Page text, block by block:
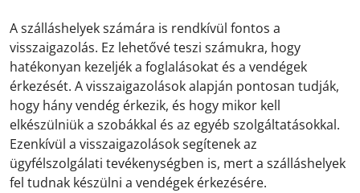
A szálláshelyek számára is rendkívül fontos a
visszaigazolás. Ez lehetővé teszi számukra, hogy
hatékonyan kezeljék a foglalásokat és a vendégek
érkezését. A visszaigazolások alapján pontosan tudják,
hogy hány vendég érkezik, és hogy mikor kell
elkészülniük a szobákkal és az egyéb szolgáltatásokkal.
Ezenkívül a visszaigazolások segítenek az
ügyfélszolgálati tevékenységben is, mert a szálláshelyek
fel tudnak készülni a vendégek érkezésére.